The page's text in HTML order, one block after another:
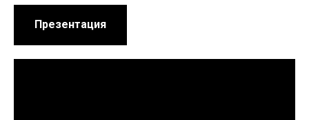
Презентация